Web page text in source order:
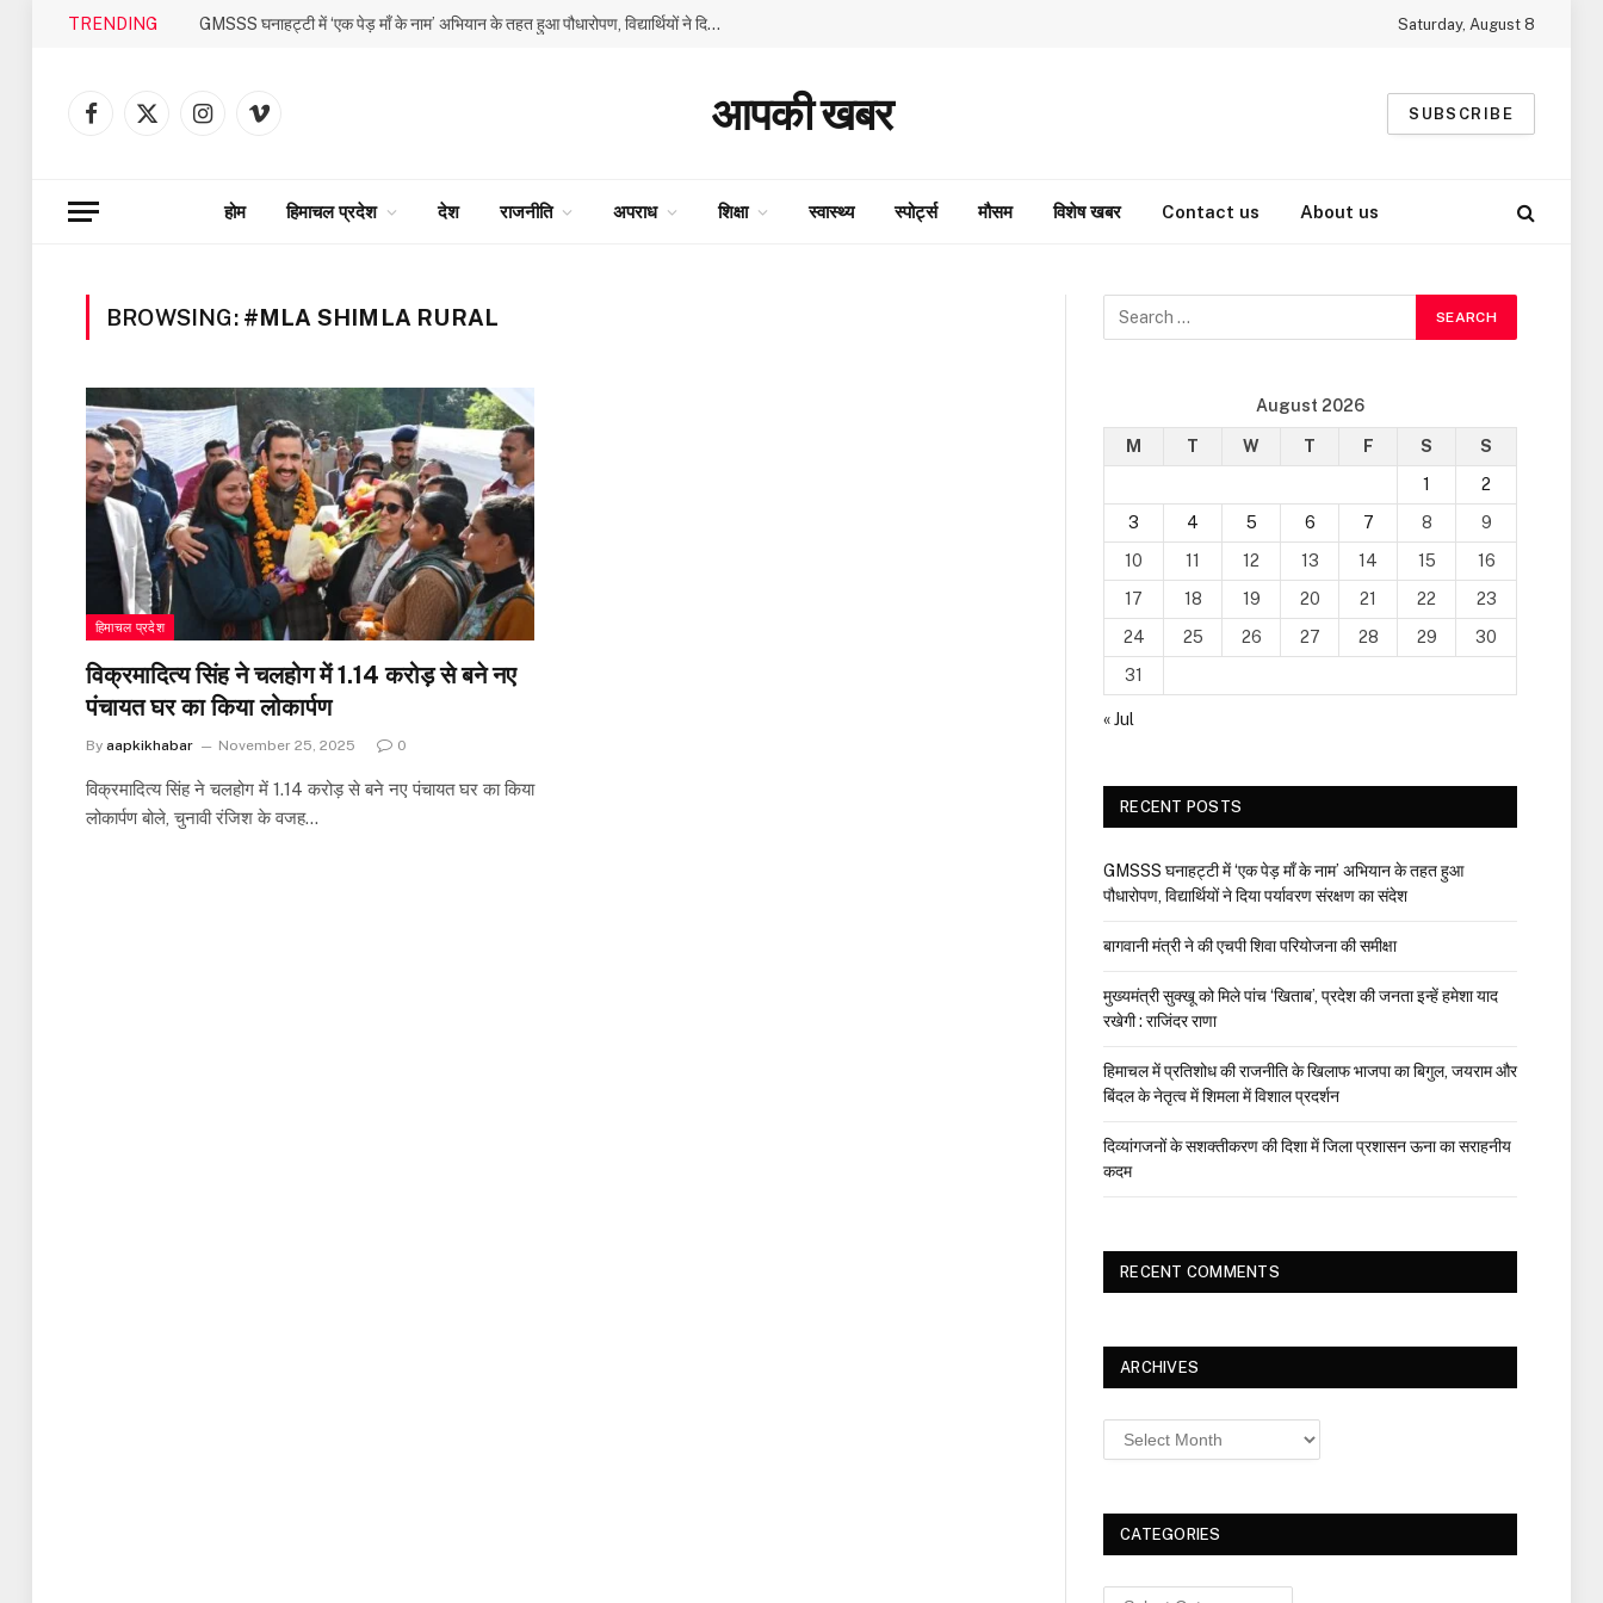
TRENDING GMSSS घनाहट्टी में ‘एक पेड़ माँ के नाम’ अभियान के तहत हुआ पौधारोपण, विद्यार्थियों ने दिया पर्यावरण संरक्षण का संदेश Saturday, August 8
Facebook
X
InstagramVimeo आपकी खबर SUBSCRIBE
होम हिमाचल प्रदेश देश राजनीति अपराध शिक्षा स्वास्थ्य स्पोर्ट्स मौसम विशेष खबर Contact us About us
BROWSING: #MLA SHIMLA RURAL
हिमाचल प्रदेश
विक्रमादित्य सिंह ने चलहोग में 1.14 करोड़ से बने नए
पंचायत घर का किया लोकार्पण
By aapkikhabar November 25, 2025 0
विक्रमादित्य सिंह ने चलहोग में 1.14 करोड़ से बने नए पंचायत घर का किया
लोकार्पण बोले, चुनावी रंजिश के वजह…
August 2026
M T W T F S
S
1
2
3
4 5 6 7 8
9
10
11 12 13 14 15
16
17
18 19 20 21 22
23
24
25 26 27 28 29
30
31
« Jul
RECENT POSTS
GMSSS घनाहट्टी में ‘एक पेड़ माँ के नाम’ अभियान के तहत हुआ
पौधारोपण, विद्यार्थियों ने दिया पर्यावरण संरक्षण का संदेश
बागवानी मंत्री ने की एचपी शिवा परियोजना की समीक्षा
मुख्यमंत्री सुक्खू को मिले पांच ‘खिताब’, प्रदेश की जनता इन्हें हमेशा याद
रखेगी : राजिंदर राणा
हिमाचल में प्रतिशोध की राजनीति के खिलाफ भाजपा का बिगुल, जयराम और
बिंदल के नेतृत्व में शिमला में विशाल प्रदर्शन
दिव्यांगजनों के सशक्तीकरण की दिशा में जिला प्रशासन ऊना का सराहनीय
कदम
RECENT COMMENTS
ARCHIVES
Archives
CATEGORIES
Categories